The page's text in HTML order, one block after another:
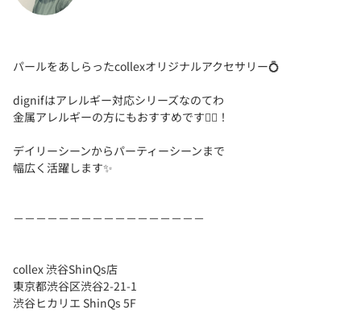
パールをあしらったcollexオリジナルアクセサリー💍
dignifはアレルギー対応シリーズなのてわ
金属アレルギーの方にもおすすめです🙆‍♀️！
デイリーシーンからパーティーシーンまで
幅広く活躍します✨
－－－－－－－－－－－－－－－－－
collex 渋谷ShinQs店
東京都渋谷区渋谷2-21-1
渋谷ヒカリエ ShinQs 5F